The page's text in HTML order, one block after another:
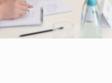
ოთარ შამუგია ბაქოში
სიტყვით…
10/05/2022